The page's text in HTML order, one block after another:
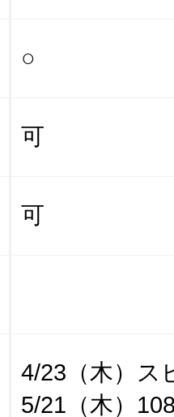
○
可
可
4/23（木）
5/21（木）